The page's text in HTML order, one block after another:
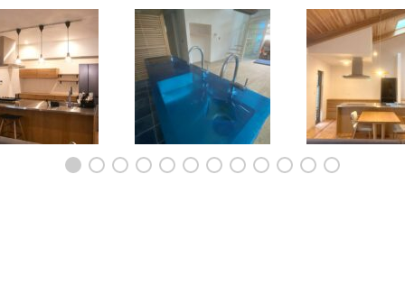
戸の似合うアイ
平屋の大空間LDKのアイ
ミーレオーブン